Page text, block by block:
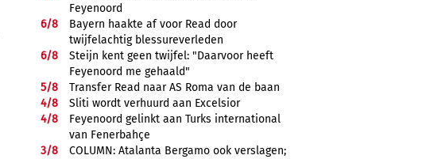
Feyenoord
6/8
Bayern haakte af voor Read door
twijfelachtig blessureverleden
6/8
Steijn kent geen twijfel: "Daarvoor heeft
Feyenoord me gehaald"
5/8
Transfer Read naar AS Roma van de baan
4/8
Sliti wordt verhuurd aan Excelsior
4/8
Feyenoord gelinkt aan Turks international
van Fenerbahçe
3/8
COLUMN: Atalanta Bergamo ook verslagen;